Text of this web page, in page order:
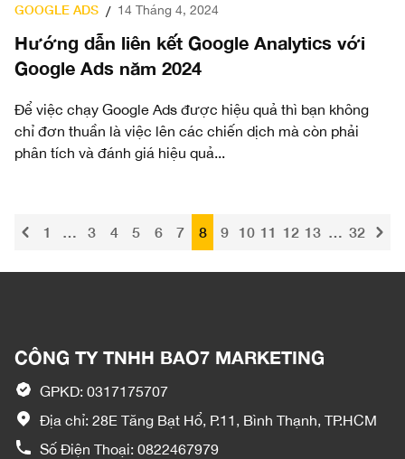
GOOGLE ADS / 14 Tháng 4, 2024
Hướng dẫn liên kết Google Analytics với
Google Ads năm 2024
Để việc chạy Google Ads được hiệu quả thì bạn không
chỉ đơn thuần là việc lên các chiến dịch mà còn phải
phân tích và đánh giá hiệu quả...
1 3 4 5 6 7 8 9 10 11 12 13 32
CÔNG TY TNHH BAO7 MARKETING
GPKD: 0317175707
Địa chỉ: 28E Tăng Bạt Hổ, P.11, Bình Thạnh, TP.HCM
Số Điện Thoại: 0822467979